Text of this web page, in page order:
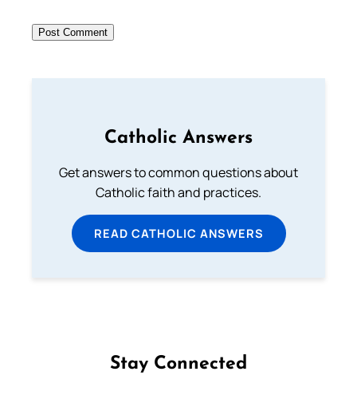
Catholic Answers
Get answers to common questions about
Catholic faith and practices.
READ CATHOLIC ANSWERS
Stay Connected